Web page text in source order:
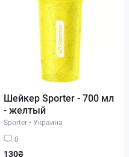
Шейкер Sporter - 700 мл
- желтый
Sporter • Украина
0
130₴